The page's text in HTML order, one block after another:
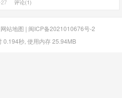
评论(1)
网站地图 | 闽ICP备2021010676号-2
0.194秒, 使用内存 25.94MB